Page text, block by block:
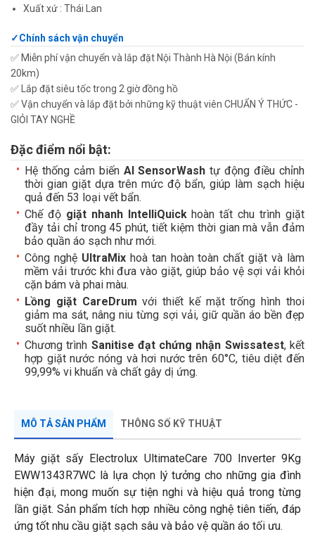
Xuất xứ : Thái Lan
Chính sách vận chuyển
✅ Miễn phí vận chuyển và lắp đặt Nội Thành Hà Nội (Bán kính
20km)
✅ Lắp đặt siêu tốc trong 2 giờ đồng hồ
✅ Vận chuyển và lắp đặt bởi những kỹ thuật viên CHUẨN Ý THỨC -
GIỎI TAY NGHỀ
Đặc điểm nổi bật:
Hệ thống cảm biếnAI SensorWash tự động điều chỉnh
thời gian giặt dựa trên mức độ bẩn, giúp làm sạch hiệu
quả đến 53 loại vết bẩn.
Chế độ giặt nhanh IntelliQuickhoàn tất chu trình giặt
đầy tải chỉ trong 45 phút, tiết kiệm thời gian mà vẫn đảm
bảo quần áo sạch như mới.
Công nghệUltraMixhoà tan hoàn toàn chất giặt và làm
mềm vải trước khi đưa vào giặt, giúp bảo vệ sợi vải khỏi
cặn bám và phai màu.
Lồng giặt CareDrum với thiết kế mặt trống hình thoi
giảm ma sát, nâng niu từng sợi vải, giữ quần áo bền đẹp
suốt nhiều lần giặt.
Chương trình Sanitise đạt chứng nhận Swissatest, kết
hợp giặt nước nóng và hơi nước trên 60°C, tiêu diệt đến
99,99% vi khuẩn và chất gây dị ứng.
MÔ TẢ SẢN PHẨM THÔNG SỐ KỸ THUẬT
Máy giặt sấy Electrolux UltimateCare 700 Inverter 9Kg
EWW1343R7WC là lựa chọn lý tưởng cho những gia đình
hiện đại, mong muốn sự tiện nghi và hiệu quả trong từng
lần giặt. Sản phẩm tích hợp nhiều công nghệ tiên tiến, đáp
ứng tốt nhu cầu giặt sạch sâu và bảo vệ quần áo tối ưu.